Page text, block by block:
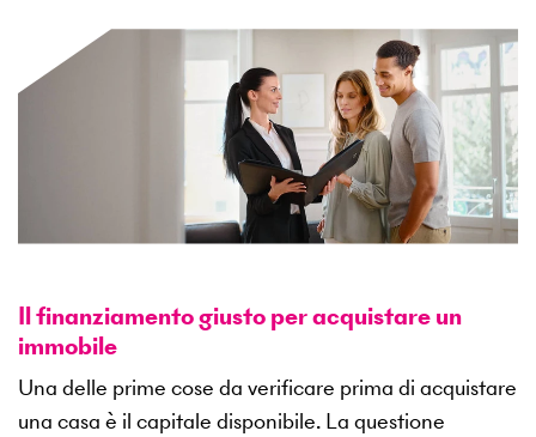
Il finanziamento giusto per acquistare un
immobile
Una delle prime cose da verificare prima di acquistare
una casa è il capitale disponibile. La questione